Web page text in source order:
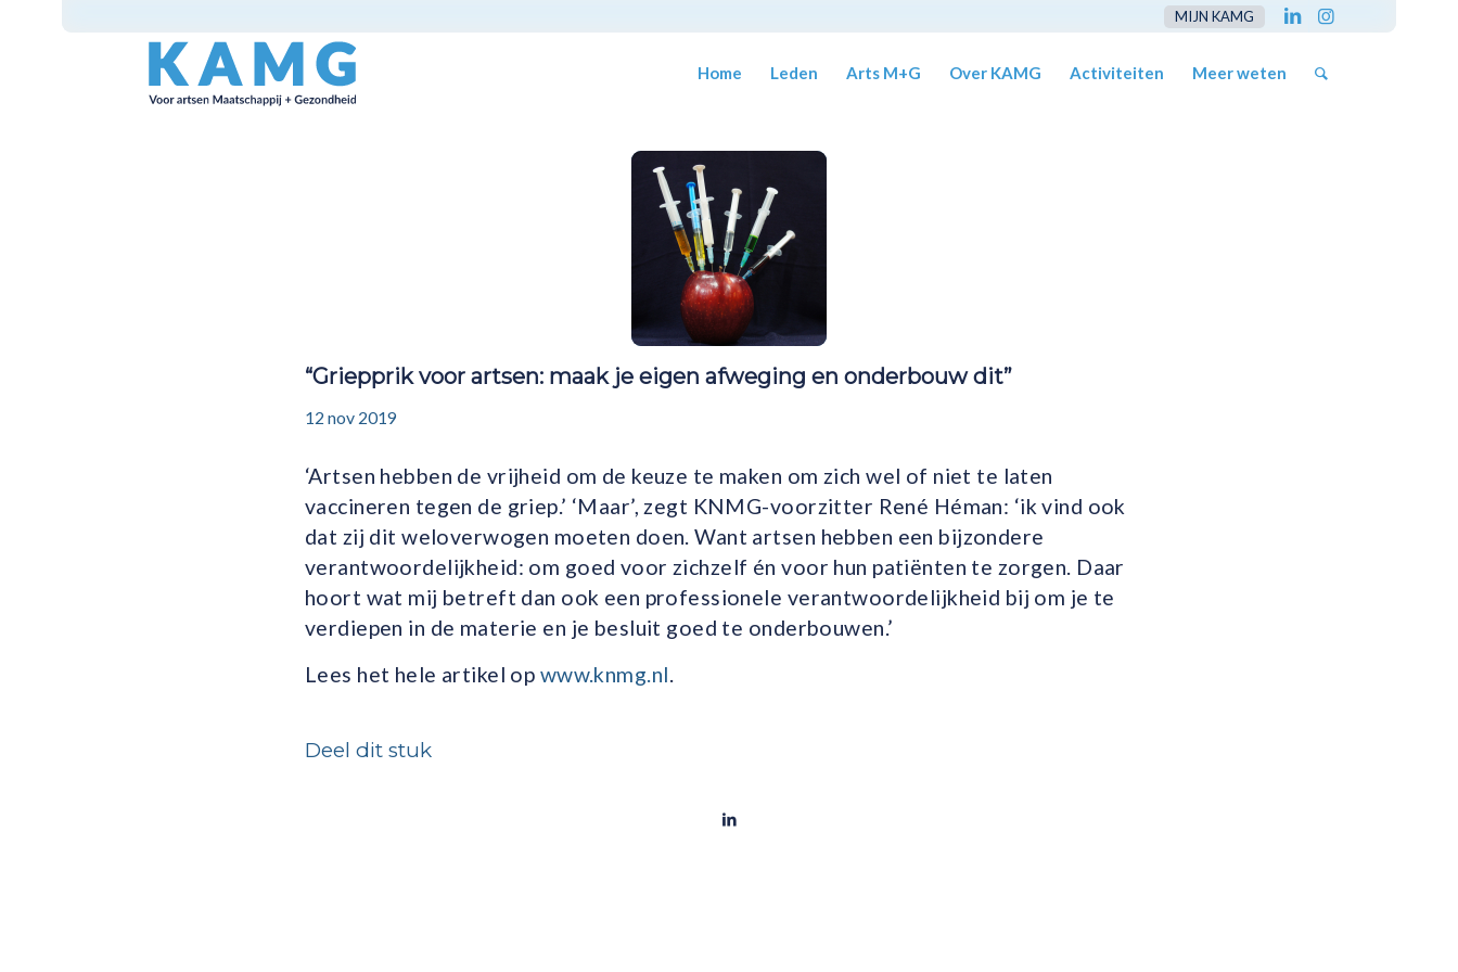
MIJN KAMG
Home Leden Arts M+G Over KAMG Activiteiten Meer weten
“Griepprik voor artsen: maak je eigen afweging en onderbouw dit”
12 nov 2019
‘Artsen hebben de vrijheid om de keuze te maken om zich wel of niet te laten
vaccineren tegen de griep.’ ‘Maar’, zegt KNMG-voorzitter René Héman: ‘ik vind ook
dat zij dit weloverwogen moeten doen. Want artsen hebben een bijzondere
verantwoordelijkheid: om goed voor zichzelf én voor hun patiënten te zorgen. Daar
hoort wat mij betreft dan ook een professionele verantwoordelijkheid bij om je te
verdiepen in de materie en je besluit goed te onderbouwen.’
Lees het hele artikel op www.knmg.nl.
Deel dit stuk